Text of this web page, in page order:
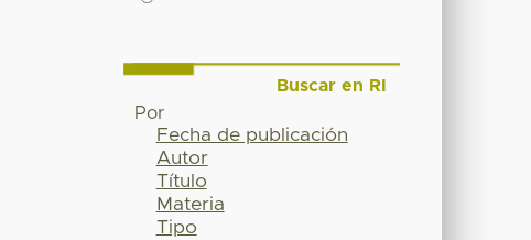
Buscar en RI
Por
Fecha de publicación
Autor
Título
Materia
Tipo